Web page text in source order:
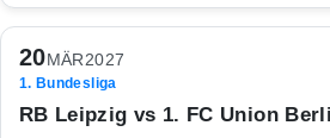
20 MÄR 2027
1. Bundesliga
RB Leipzig vs 1. FC Union